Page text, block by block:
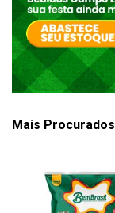
Mais Procurados